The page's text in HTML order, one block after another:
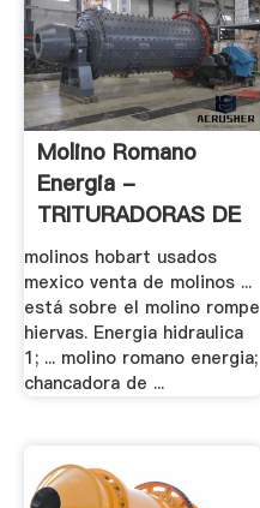
Molino Romano
Energia -
TRITURADORAS DE
.
molinos hobart usados
mexico venta de molinos ...
está sobre el molino rompe
hiervas. Energia hidraulica
1; ... molino romano energia;
chancadora de ...